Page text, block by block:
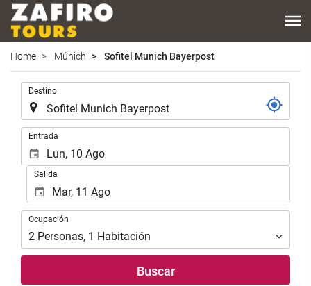
Home Múnich Sofitel Munich Bayerpost
Destino
Entrada
Salida
Ocupación
Ocupación
2 Personas, 1 Habitación
Buscar